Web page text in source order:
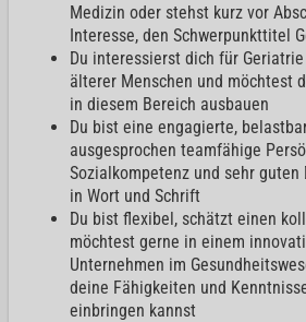
Medizin oder stehst kurz vor
Interesse, den Schwerpunkttitel
Du interessierst dich für
älterer Menschen und möchtest
in diesem Bereich ausbauen
Du bist eine engagierte,
ausgesprochen teamfähige
Sozialkompetenz und sehr guten
in Wort und Schrift
Du bist flexibel, schätzt einen
möchtest gerne in einem
Unternehmen im
deine Fähigkeiten und
einbringen kannst